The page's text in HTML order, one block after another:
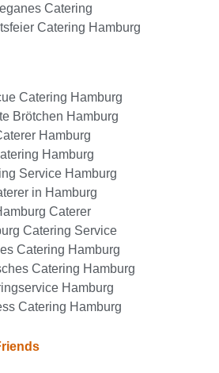
Catering
Catering Hamburg
Catering Hamburg
Brötchen Hamburg
Hamburg
Hamburg
Service Hamburg
in Hamburg
Caterer
Catering Service
Catering Hamburg
Catering Hamburg
Hamburg
Catering Hamburg